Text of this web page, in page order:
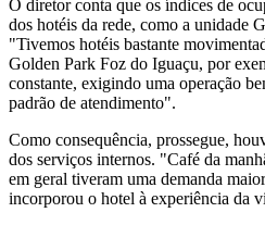
O diretor conta que os índices de
dos hotéis da rede, como a unidade
"Tivemos hotéis bastante
Golden Park Foz do Iguaçu, por
constante, exigindo uma operação
padrão de atendimento".
Como consequência, prossegue,
dos serviços internos. "Café da
em geral tiveram uma demanda
incorporou o hotel à experiência da